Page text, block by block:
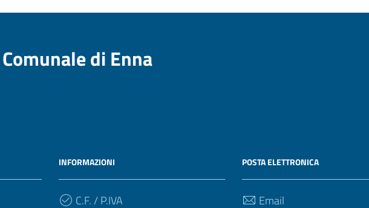
di Enna
INFORMAZIONI
C.F. / P.IVA
POSTA ELETTRONICA
Email